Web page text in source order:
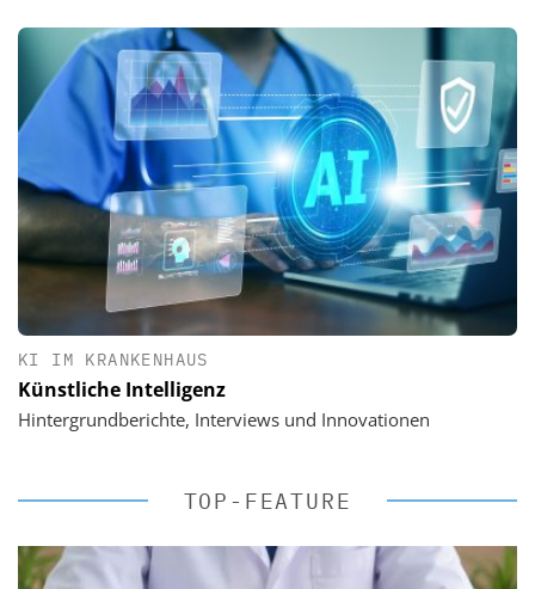
KI IM KRANKENHAUS
Künstliche Intelligenz
Hintergrundberichte, Interviews und Innovationen
TOP-FEATURE